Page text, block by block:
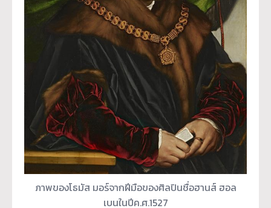
ภาพของโธมัส มอร์จากฝีมือของศิลปินชื่อฮานส์ ฮอล
เบนในปีค.ศ.1527